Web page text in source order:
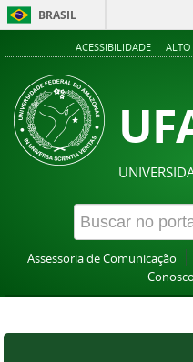
BRASIL
ACESSIBILIDADE ALTO
Assessoria de Comunicação
Conosco